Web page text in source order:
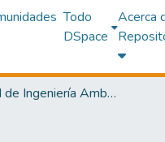
Todo
DSpace
Acerca
Facultad de Ingeniería Ambiental y Sanitaria